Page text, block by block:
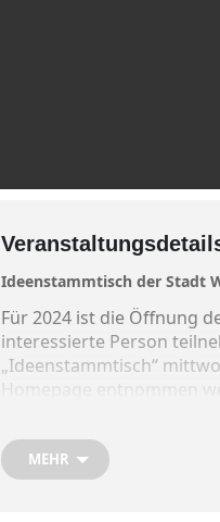
Ideenstammtisch der Stadt
Für 2024 ist die Öffnung
interessierte Person
„Ideenstammtisch“
Homepage entnommen
Ideenstammtsich 2024
MEHR